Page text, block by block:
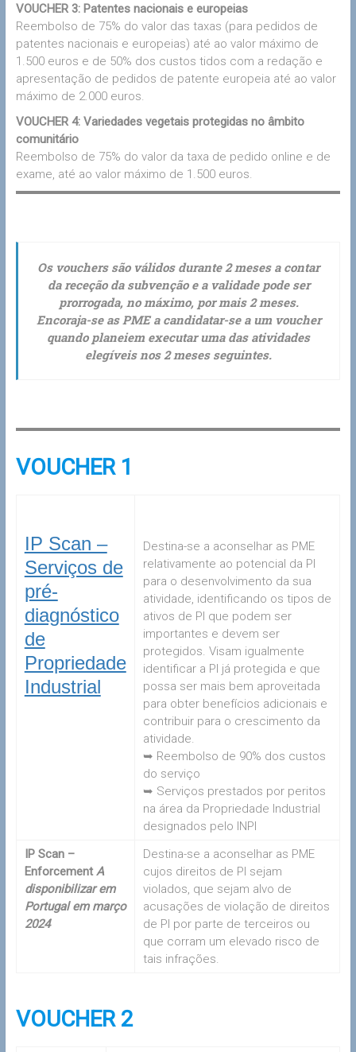
VOUCHER 3: Patentes nacionais e europeias
Reembolso de 75% do valor das taxas (para pedidos de
patentes nacionais e europeias) até ao valor máximo de
1.500 euros e de 50% dos custos tidos com a redação e
apresentação de pedidos de patente europeia até ao valor
máximo de 2.000 euros.
VOUCHER 4: Variedades vegetais protegidas no âmbito
comunitário
Reembolso de 75% do valor da taxa de pedido online e de
exame, até ao valor máximo de 1.500 euros.
Os vouchers são válidos durante 2 meses a contar
da receção da subvenção e a validade pode ser
prorrogada, no máximo, por mais 2 meses.
Encoraja-se as PME a candidatar-se a um voucher
quando planeiem executar uma das atividades
elegíveis nos 2 meses seguintes.
VOUCHER 1
IP Scan –
Serviços de
pré-
diagnóstico
de
Propriedade
Industrial
Destina-se a aconselhar as PME
relativamente ao potencial da PI
para o desenvolvimento da sua
atividade, identificando os tipos de
ativos de PI que podem ser
importantes e devem ser
protegidos. Visam igualmente
identificar a PI já protegida e que
possa ser mais bem aproveitada
para obter benefícios adicionais e
contribuir para o crescimento da
atividade.
➥ Reembolso de 90% dos custos
do serviço
➥ Serviços prestados por peritos
na área da Propriedade Industrial
designados pelo INPI
IP Scan –
Enforcement A
disponibilizar em
Portugal em março
2024
Destina-se a aconselhar as PME
cujos direitos de PI sejam
violados, que sejam alvo de
acusações de violação de direitos
de PI por parte de terceiros ou
que corram um elevado risco de
tais infrações.
VOUCHER 2